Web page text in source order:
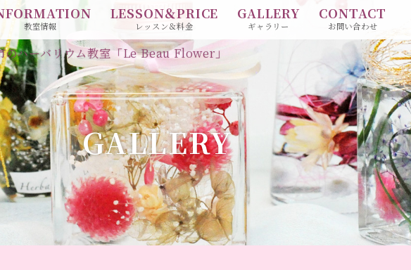
教室情報
LESSON＆PRICE
レッスン＆料金
GALLERY
ギャラリー
CONTACT
お問い合わせ
のハーバリウム教室「Le Beau Flower」
GALLERY